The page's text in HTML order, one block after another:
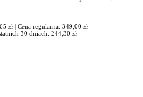
zł | Cena regularna: 349,00 zł
30 dniach: 244,30 zł